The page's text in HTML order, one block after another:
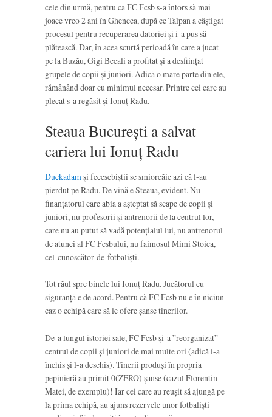
cele din urmă, pentru ca FC Fcsb s-a întors să mai
joace vreo 2 ani în Ghencea, după ce Talpan a câștigat
procesul pentru recuperarea datoriei și i-a pus să
plătească. Dar, în acea scurtă perioadă în care a jucat
pe la Buzău, Gigi Becali a profitat și a desființat
grupele de copii și juniori. Adică o mare parte din ele,
rămânând doar cu minimul necesar. Printre cei care au
plecat s-a regăsit și Ionuț Radu.
Steaua București a salvat
cariera lui Ionuț Radu
Duckadamși fecesebiștii se smiorcăie azi că l-au
pierdut pe Radu. De vină e Steaua, evident. Nu
finanțatorul care abia a așteptat să scape de copii și
juniori, nu profesorii și antrenorii de la centrul lor,
care nu au putut să vadă potențialul lui, nu antrenorul
de atunci al FC Fcsbului, nu faimosul Mimi Stoica,
cel-cunoscător-de-fotbaliști.
Tot răul spre binele lui Ionuț Radu. Jucătorul cu
siguranță e de acord. Pentru că FC Fcsb nu e în niciun
caz o echipă care să le ofere șanse tinerilor.
De-a lungul istoriei sale, FC Fcsb și-a ”reorganizat”
centrul de copii și juniori de mai multe ori (adică l-a
închis și l-a deschis). Tinerii produși în propria
pepinieră au primit 0(ZERO) șanse (cazul Florentin
Matei, de exemplu)! Iar cei care au reușit să ajungă pe
la prima echipă, au ajuns rezervele unor fotbaliști